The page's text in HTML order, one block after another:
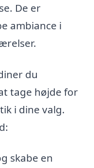
De er
ambiance i
du
tage højde for
i dine valg.
skabe en